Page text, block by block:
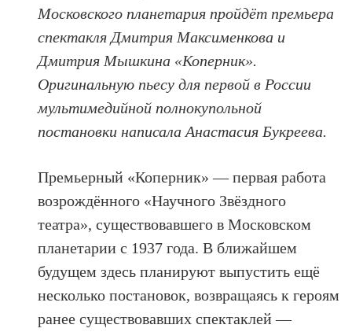
Московского планетария пройдёт премьера
спектакля Дмитрия Максименкова и
Дмитрия Мышкина «Коперник».
Оригинальную пьесу для первой в России
мультимедийной полнокупольной
постановки написала Анастасия Букреева.
Премьерный «Коперник» — первая работа
возрождённого «Научного Звёздного
театра», существовавшего в Московском
планетарии с 1937 года. В ближайшем
будущем здесь планируют выпустить ещё
несколько постановок, возвращаясь к героям
ранее существовавших спектаклей —